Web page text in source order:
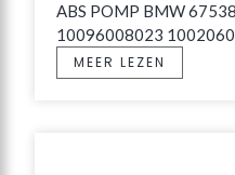
ABS POMP BMW
10096008023
MEER LEZEN